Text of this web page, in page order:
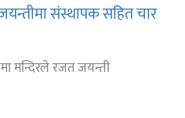
संस्थापक सहित चार
मन्दिरले रजत जयन्ती